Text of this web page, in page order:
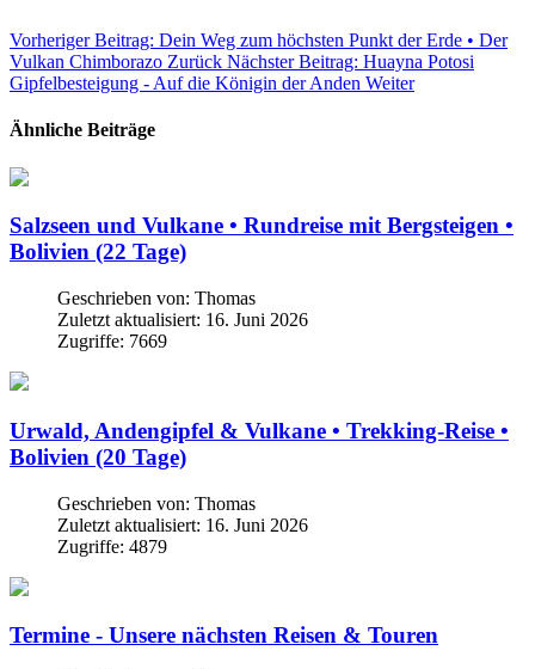
Vorheriger Beitrag: Dein Weg zum höchsten Punkt der Erde • Der
Vulkan Chimborazo Zurück Nächster Beitrag: Huayna Potosi
Gipfelbesteigung - Auf die Königin der Anden Weiter
Ähnliche Beiträge
Salzseen und Vulkane • Rundreise mit Bergsteigen •
Bolivien (22 Tage)
Geschrieben von: Thomas
Zuletzt aktualisiert: 16. Juni 2026
Zugriffe: 7669
Urwald, Andengipfel & Vulkane • Trekking-Reise •
Bolivien (20 Tage)
Geschrieben von: Thomas
Zuletzt aktualisiert: 16. Juni 2026
Zugriffe: 4879
Termine - Unsere nächsten Reisen & Touren